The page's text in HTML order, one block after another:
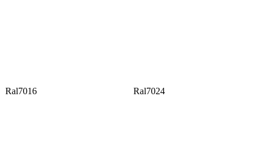
Ral7016 Ral7024